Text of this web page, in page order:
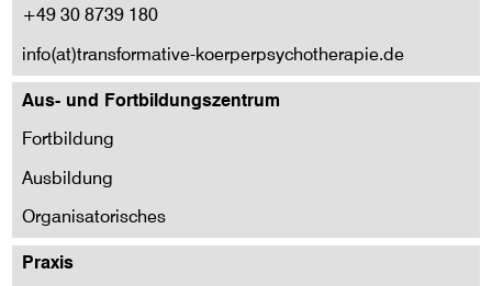
+49 30 8739 180
info(at)transformative-koerperpsychotherapie.de
Aus- und Fortbildungszentrum
Fortbildung
Ausbildung
Organisatorisches
Praxis